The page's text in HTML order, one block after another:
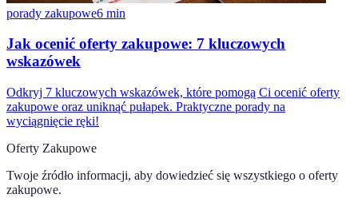
porady zakupowe6 min
Jak ocenić oferty zakupowe: 7 kluczowych
wskazówek
Odkryj 7 kluczowych wskazówek, które pomogą Ci ocenić oferty
zakupowe oraz uniknąć pułapek. Praktyczne porady na
wyciągnięcie ręki!
Oferty Zakupowe
Twoje źródło informacji, aby dowiedzieć się wszystkiego o oferty
zakupowe.